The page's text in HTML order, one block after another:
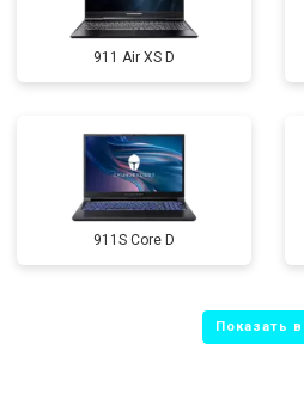
911 Air XS D
911S Core D